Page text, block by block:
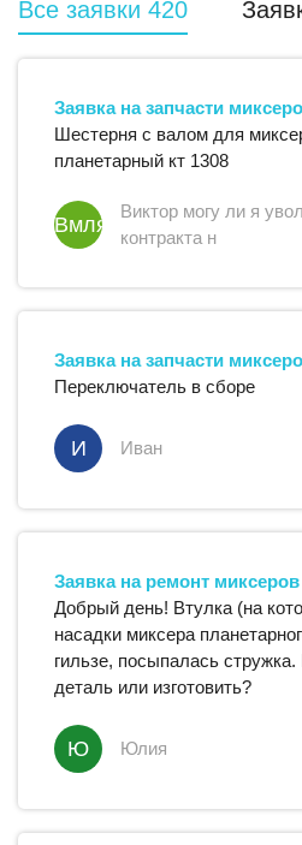
Все заявки 420
Заявка на запчасти
Шестерня с валом для
планетарный кт 1308
Вмляупокн
Виктор могу ли я
контракта н
Заявка на запчасти
Переключатель в сборе
И Иван
Заявка на ремонт миксеров
Добрый день! Втулка (на
насадки миксера
гильзе, посыпалась
деталь или изготовить?
Ю Юлия